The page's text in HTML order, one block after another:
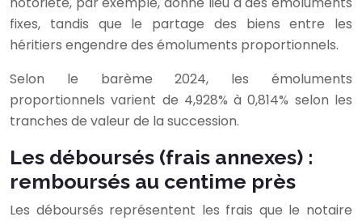
fixes, tandis que le partage des biens entre les
héritiers engendre des émoluments proportionnels.
Selon le barème 2024, les émoluments
proportionnels varient de 4,928% à 0,814% selon les
tranches de valeur de la succession.
Les déboursés (frais annexes) :
remboursés au centime près
Les déboursés représentent les frais que le notaire